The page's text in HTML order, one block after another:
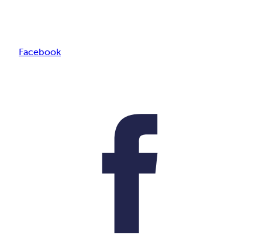
Facebook